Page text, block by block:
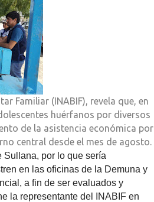
Familiar (INABIF), revela que, en
huérfanos por diversos
de la asistencia económica por
central desde el mes de agosto.
Sullana, por lo que sería
en las oficinas de la Demuna y
a fin de ser evaluados y
la representante del INABIF en